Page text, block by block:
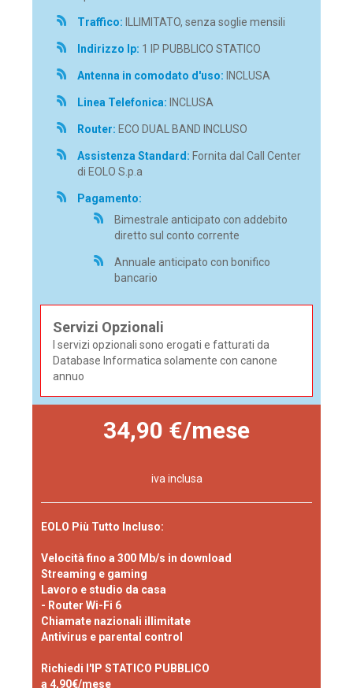
Traffico: ILLIMITATO, senza soglie mensili
Indirizzo Ip: 1 IP PUBBLICO STATICO
Antenna in comodato d'uso: INCLUSA
Linea Telefonica: INCLUSA
Router: ECO DUAL BAND INCLUSO
Assistenza Standard: Fornita dal Call Center
di EOLO S.p.a
Pagamento:
Bimestrale anticipato con addebito
diretto sul conto corrente
Annuale anticipato con bonifico
bancario
Servizi Opzionali
I servizi opzionali sono erogati e fatturati da
Database Informatica solamente con canone
annuo
34,90 €/mese
iva inclusa
EOLO Più Tutto Incluso:
Velocità fino a 300 Mb/s in download
Streaming e gaming
Lavoro e studio da casa
- Router Wi-Fi 6
Chiamate nazionali illimitate
Antivirus e parental control
Richiedi l'IP STATICO PUBBLICO
a 4,90€/mese